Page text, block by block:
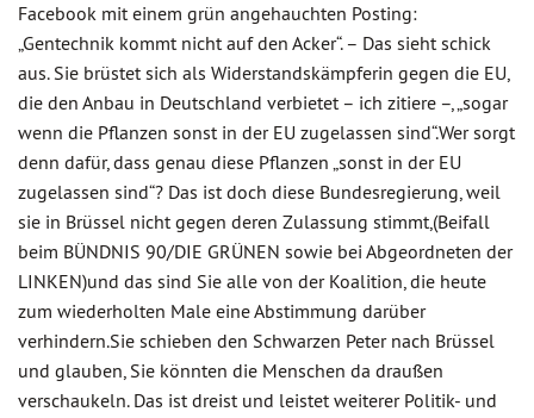
Facebook mit einem grün angehauchten Posting:
„Gentechnik kommt nicht auf den Acker“. – Das sieht schick
aus. Sie brüstet sich als Widerstandskämpferin gegen die EU,
die den Anbau in Deutschland verbietet – ich zitiere –, „sogar
wenn die Pflanzen sonst in der EU zugelassen sind“.Wer sorgt
denn dafür, dass genau diese Pflanzen „sonst in der EU
zugelassen sind“? Das ist doch diese Bundesregierung, weil
sie in Brüssel nicht gegen deren Zulassung stimmt,(Beifall
beim BÜNDNIS 90/DIE GRÜNEN sowie bei Abgeordneten der
LINKEN)und das sind Sie alle von der Koalition, die heute
zum wiederholten Male eine Abstimmung darüber
verhindern.Sie schieben den Schwarzen Peter nach Brüssel
und glauben, Sie könnten die Menschen da draußen
verschaukeln. Das ist dreist und leistet weiterer Politik- und